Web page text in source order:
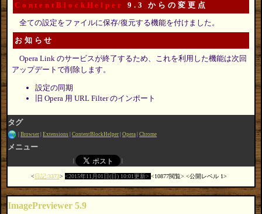
ContentBlockHelper 9.3 からの変更点
全ての設定をファイルに保存/復元する機能を付けました。
お知らせ
Opera Link のサービスが終了するため、これを利用した機能は次回
アップデートで削除します。
設定の同期
旧 Opera 用 URL Filter のインポート
タグ
Browser Extensions ContentBlockHelper Opera Chrome
メニュー
日記:3373 2015年11月01日(日) 10:01更新 10877閲覧 公開レベル 1
ImagePreviewer 5.9